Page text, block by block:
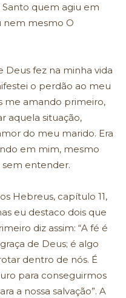
Santo quem agiu em
mesmo O
Deus fez na minha vida
o perdão ao meu
me amando primeiro,
aquela situação,
do meu marido. Era
em mim, mesmo
entender.
Hebreus, capítulo 11,
eu destaco dois que
diz assim: “A fé é
de Deus; é algo
dentro de nós. É
para conseguirmos
a nossa salvação”. A